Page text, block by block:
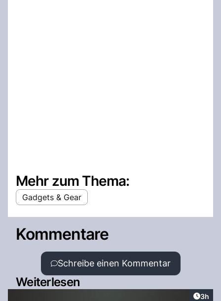
Mehr zum Thema:
Gadgets & Gear
Kommentare
Schreibe einen Kommentar
Weiterlesen
3h